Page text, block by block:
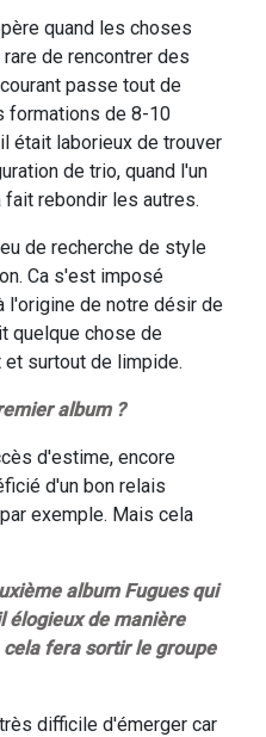
quand les choses
de rencontrer des
passe tout de
formations de 8-10
était laborieux de trouver
de trio, quand l'un
rebondir les autres.
de recherche de style
Ca s'est imposé
l'origine de notre désir de
quelque chose de
surtout de limpide.
album ?
d'estime, encore
d'un bon relais
exemple. Mais cela
album Fugues qui
élogieux de manière
fera sortir le groupe
difficile d'émerger car